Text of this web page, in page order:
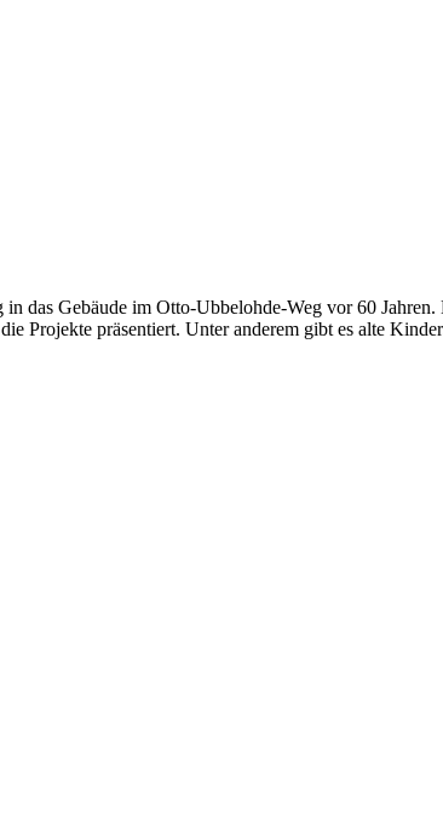
das Gebäude im Otto-Ubbelohde-Weg vor 60
Projekte präsentiert. Unter anderem gibt es alte